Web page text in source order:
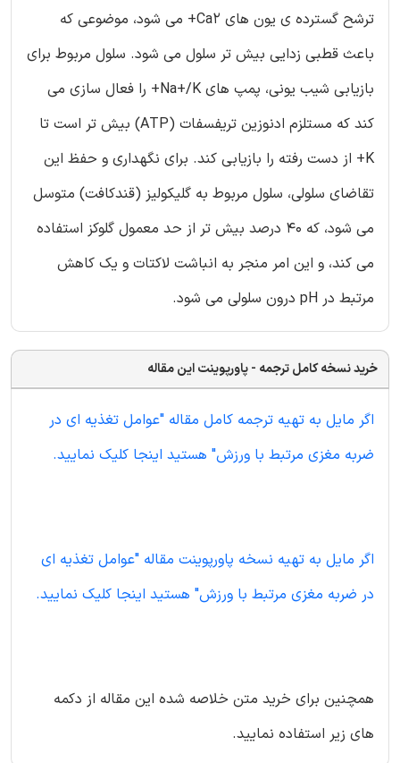
ترشح گسترده ی یون های Ca2+ می شود، موضوعی که
باعث قطبی زدایی بیش تر سلول می شود. سلول مربوط برای
بازیابی شیب یونی، پمپ های Na+/K+ را فعال سازی می
کند که مستلزم ادنوزین تریفسفات (ATP) بیش تر است تا
K+ از دست رفته را بازیابی کند. برای نگهداری و حفظ این
تقاضای سلولی، سلول مربوط به گلیکولیز (قندکافت) متوسل
می شود، که 40 درصد بیش تر از حد معمول گلوکز استفاده
می کند، و این امر منجر به انباشت لاکتات و یک کاهش
مرتبط در pH درون سلولی می شود.
خرید نسخه کامل ترجمه - پاورپوینت این مقاله
اگر مایل به تهیه ترجمه کامل مقاله "عوامل تغذیه ای در
ضربه مغزی مرتبط با ورزش" هستید اینجا کلیک نمایید.
اگر مایل به تهیه نسخه پاورپوینت مقاله "عوامل تغذیه ای
در ضربه مغزی مرتبط با ورزش" هستید اینجا کلیک نمایید.
همچنین برای خرید متن خلاصه شده این مقاله از دکمه
های زیر استفاده نمایید.